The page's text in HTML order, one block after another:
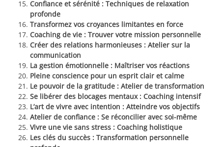
Confiance et sérénité : Techniques de relaxation
profonde
Transformez vos croyances limitantes en force
Coaching de vie : Trouver votre mission personnelle
Créer des relations harmonieuses : Atelier sur la
communication
La gestion émotionnelle : Maîtriser vos réactions
Pleine conscience pour un esprit clair et calme
Le pouvoir de la gratitude : Atelier de transformation
Se libérer des blocages mentaux : Coaching intensif
L’art de vivre avec intention : Atteindre vos objectifs
Atelier de confiance : Se réconcilier avec soi-même
Vivre une vie sans stress : Coaching holistique
Les clés du succès : Transformation personnelle